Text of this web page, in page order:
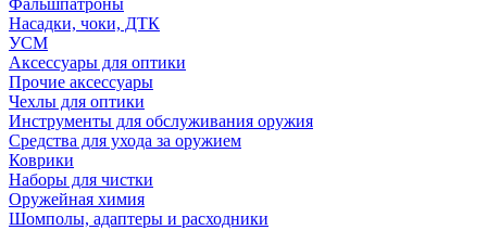
Фальшпатроны
Насадки, чоки, ДТК
УСМ
Аксессуары для оптики
Прочие аксессуары
Чехлы для оптики
Инструменты для обслуживания оружия
Средства для ухода за оружием
Коврики
Наборы для чистки
Оружейная химия
Шомполы, адаптеры и расходники